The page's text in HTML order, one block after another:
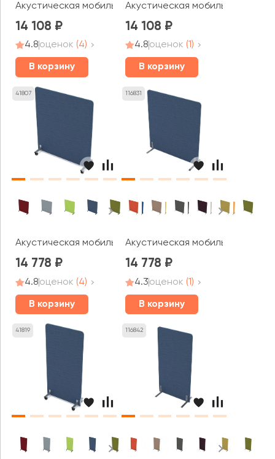
Акустическая мобильная перегородка (1200*377*1200)
14 108
4.8оценок (4)
В корзину
Акустическая мобильная
14 108
4.8оценок (1)
В корзину
41807
Акустическая мобильная перегородка (1200*377*1400)
14 778
4.8оценок (4)
В корзину
116831
Акустическая мобильная
14 778
4.3оценок (1)
В корзину
41819 116842